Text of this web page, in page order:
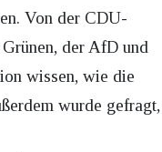
Von der CDU-
der AfD und
wissen, wie die
wurde gefragt,